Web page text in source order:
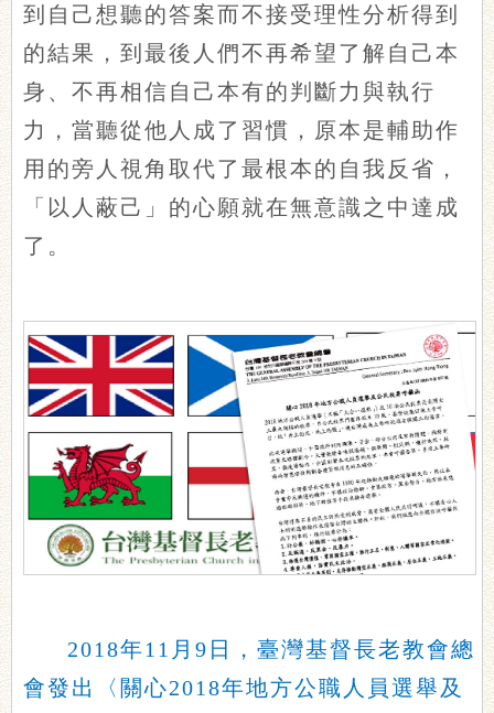
到自己想聽的答案而不接受理性分析得到
的結果，到最後人們不再希望了解自己本
身、不再相信自己本有的判斷力與執行
力，當聽從他人成了習慣，原本是輔助作
用的旁人視角取代了最根本的自我反省，
「以人蔽己」的心願就在無意識之中達成
了。
2018年11月9日，臺灣基督長老教會總
會發出〈關心2018年地方公職人員選舉及